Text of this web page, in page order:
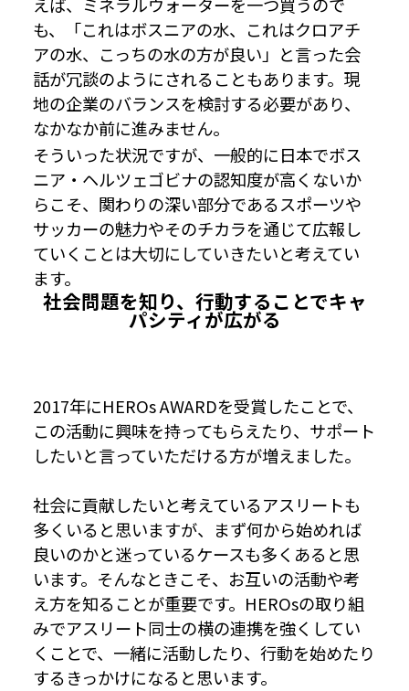
えば、ミネラルウォーターを一つ買うので
も、「これはボスニアの水、これはクロアチ
アの水、こっちの水の方が良い」と言った会
話が冗談のようにされることもあります。現
地の企業のバランスを検討する必要があり、
なかなか前に進みません。
そういった状況ですが、一般的に日本でボス
ニア・ヘルツェゴビナの認知度が高くないか
らこそ、関わりの深い部分であるスポーツや
サッカーの魅力やそのチカラを通じて広報し
ていくことは大切にしていきたいと考えてい
ます。
社会問題を知り、行動することでキャ
パシティが広がる
2017年にHEROs AWARDを受賞したことで、
この活動に興味を持ってもらえたり、サポート
したいと言っていただける方が増えました。
社会に貢献したいと考えているアスリートも
多くいると思いますが、まず何から始めれば
良いのかと迷っているケースも多くあると思
います。そんなときこそ、お互いの活動や考
え方を知ることが重要です。HEROsの取り組
みでアスリート同士の横の連携を強くしてい
くことで、一緒に活動したり、行動を始めたり
するきっかけになると思います。